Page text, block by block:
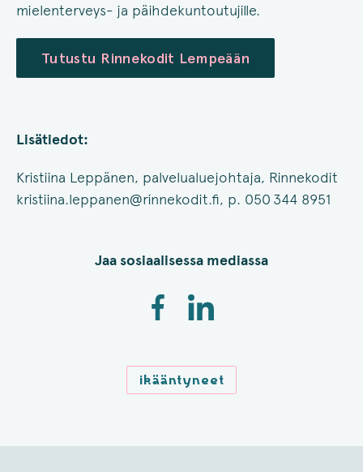
mielenterveys- ja päihdekuntoutujille.
Tutustu Rinnekodit Lempeään
Lisätiedot:
Kristiina Leppänen, palvelualuejohtaja, Rinnekodit
kristiina.leppanen@rinnekodit.fi, p. 050 344 8951
Jaa sosiaalisessa mediassa
ikääntyneet